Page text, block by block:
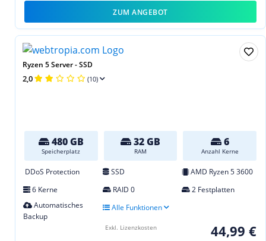
ZUM ANGEBOT
Ryzen 5 Server - SSD
2,0 (10)
480 GB
Speicherplatz
32 GB
RAM
6
Anzahl Kerne
DDoS Protection SSD
AMD Ryzen 5 3600
6 Kerne
RAID 0
2 Festplatten
Automatisches
Backup
Alle Funktionen
44,99 €
Exkl. Lizenzkosten